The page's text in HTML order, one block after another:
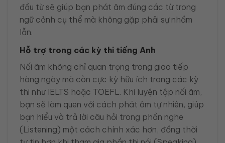
đầu từ sẽ giúp bạn phát âm đúng các từ trong
ngữ cảnh cụ thể mà không gặp phải sự nhầm
lẫn.
Hỗ trợ trong các kỳ thi tiếng Anh
Nối âm không chỉ quan trọng trong giao tiếp
hàng ngày mà còn cực kỳ hữu ích trong các kỳ
thi như IELTS hoặc TOEFL. Khi luyện tập nối âm,
bạn sẽ làm quen với cách phát âm tự nhiên, giúp
bạn hiểu và trả lời câu hỏi trong phần nghe
(Listening) một cách chính xác hơn, đồng thời